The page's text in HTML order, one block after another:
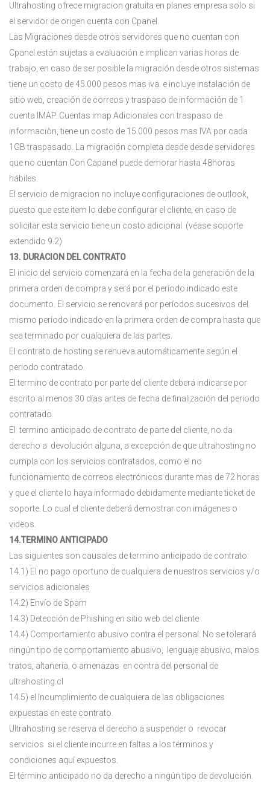
Ultrahosting ofrece migracion gratuita en planes empresa solo si
el servidor de origen cuenta con Cpanel.
Las Migraciones desde otros servidores que no cuentan con
Cpanel están sujetas a evaluación e implican varias horas de
trabajo, en caso de ser posible la migración desde otros sistemas
tiene un costo de 45.000 pesos mas iva. e incluye instalación de
sitio web, creación de correos y traspaso de información de 1
cuenta IMAP. Cuentas imap Adicionales con traspaso de
informaciòn, tiene un costo de 15.000 pesos mas IVA por cada
1GB traspasado. La migración completa desde desde servidores
que no cuentan Con Capanel puede demorar hasta 48horas
hábiles.
El servicio de migracion no incluye configuraciones de outlook,
puesto que este item lo debe configurar el cliente, en caso de
solicitar esta servicio tiene un costo adicional (véase soporte
extendido 9.2)
13. DURACION DEL CONTRATO
El inicio del servicio comenzará en la fecha de la generación de la
primera orden de compra y será por el período indicado este
documento. El servicio se renovará por períodos sucesivos del
mismo período indicado en la primera orden de compra hasta que
sea terminado por cualquiera de las partes.
El contrato de hosting se renueva automáticamente según el
periodo contratado.
El termino de contrato por parte del cliente deberá indicarse por
escrito al menos 30 días antes de fecha de finalización del periodo
contratado.
El termino anticipado de contrato de parte del cliente, no da
derecho a devolución alguna, a excepción de que ultrahosting no
cumpla con los servicios contratados, como el no
funcionamiento de correos electrónicos durante mas de 72 horas
y que el cliente lo haya informado debidamente mediante ticket de
soporte. Lo cual el cliente deberá demostrar con imágenes o
videos.
14.TERMINO ANTICIPADO
Las siguientes son causales de termino anticipado de contrato:
14.1) El no pago oportuno de cualquiera de nuestros servicios y/o
servicios adicionales
14.2) Envío de Spam
14.3) Detección de Phishing en sitio web del cliente
14.4) Comportamiento abusivo contra el personal: No se tolerará
ningún tipo de comportamiento abusivo, lenguaje abusivo, malos
tratos, altanería, o amenazas en contra del personal de
ultrahosting.cl
14.5) el Incumplimiento de cualquiera de las obligaciones
expuestas en este contrato.
Ultrahosting se reserva el derecho a suspender o revocar
servicios si el cliente incurre en faltas a los términos y
condiciones aquí expuestos.
El término anticipado no da derecho a ningún tipo de devolución.